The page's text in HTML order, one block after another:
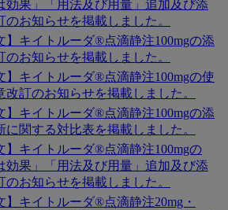
効果」「用法及び用量」追加及び添
のお知らせを掲載しました。
】キイトルーダ®点滴静注100mgの添
のお知らせを掲載しました。
】キイトルーダ®点滴静注100mgの使
改訂のお知らせを掲載しました。
】キイトルーダ®点滴静注100mgの添
に関する対比表を掲載しました。
】キイトルーダ®点滴静注100mgの
効果」「用法及び用量」追加及び添
のお知らせを掲載しました。
】キイトルーダ®点滴静注20mg・